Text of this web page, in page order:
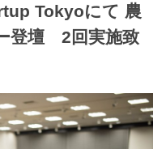
Tokyoにて 農
登壇 2回実施致